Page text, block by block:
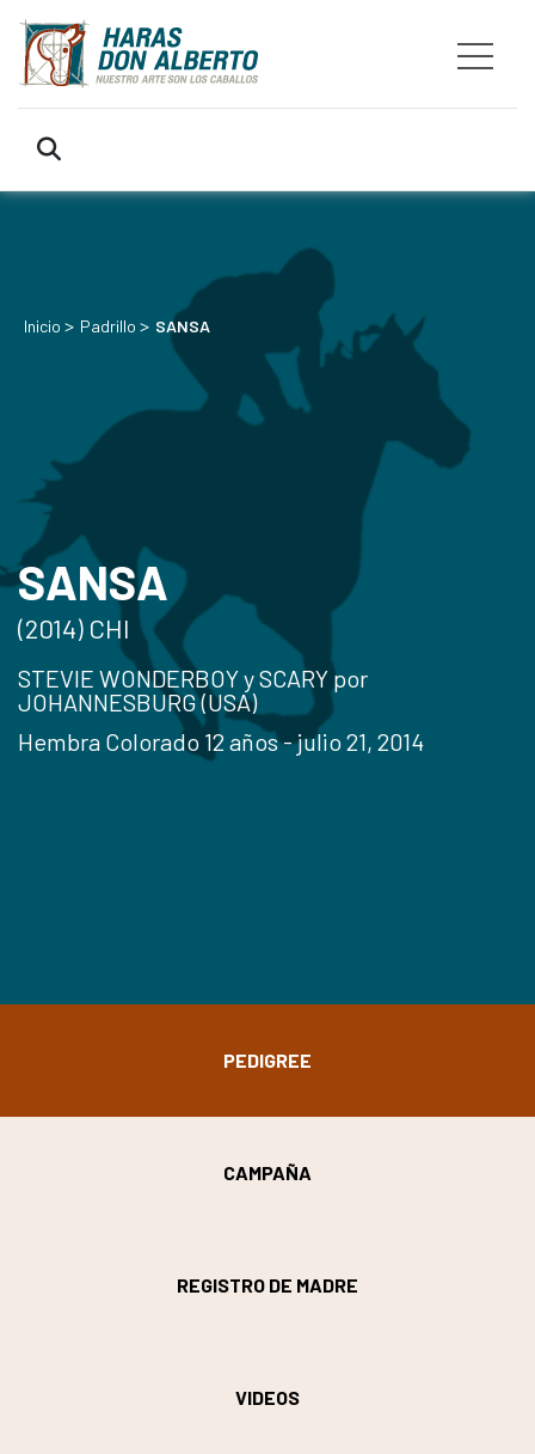
Inicio > Padrillo > SANSA
SANSA
(2014) CHI
STEVIE WONDERBOY y SCARY por
JOHANNESBURG (USA)
Hembra Colorado 12 años - julio 21, 2014
PEDIGREE
CAMPAÑA
REGISTRO DE MADRE
VIDEOS